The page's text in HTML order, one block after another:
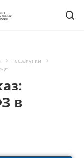
Госзакупки
в